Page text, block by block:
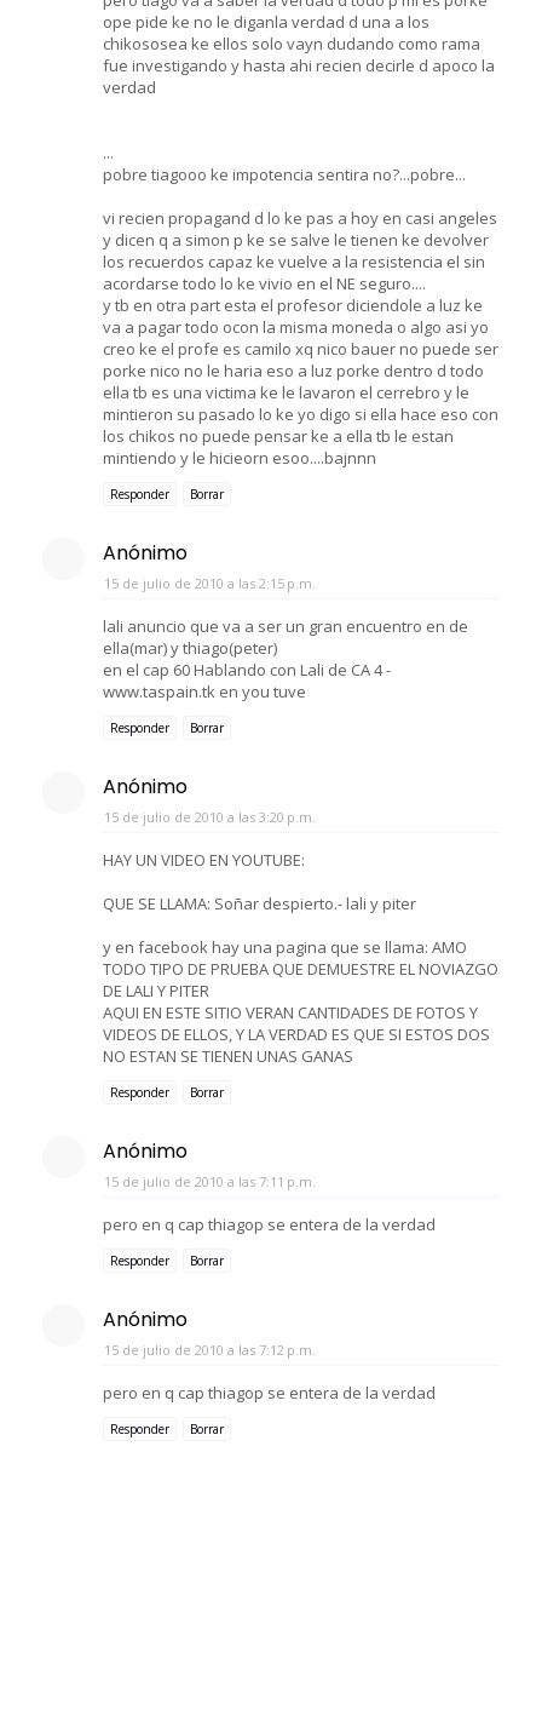
ope pide ke no le diganla verdad d una a los
chikososea ke ellos solo vayn dudando como rama
fue investigando y hasta ahi recien decirle d apoco la
verdad
...
pobre tiagooo ke impotencia sentira no?...pobre...
vi recien propagand d lo ke pas a hoy en casi angeles
y dicen q a simon p ke se salve le tienen ke devolver
los recuerdos capaz ke vuelve a la resistencia el sin
acordarse todo lo ke vivio en el NE seguro....
y tb en otra part esta el profesor diciendole a luz ke
va a pagar todo ocon la misma moneda o algo asi yo
creo ke el profe es camilo xq nico bauer no puede ser
porke nico no le haria eso a luz porke dentro d todo
ella tb es una victima ke le lavaron el cerrebro y le
mintieron su pasado lo ke yo digo si ella hace eso con
los chikos no puede pensar ke a ella tb le estan
mintiendo y le hicieorn esoo....bajnnn
Responder Borrar
Anónimo
15 de julio de 2010 a las 2:15 p.m.
lali anuncio que va a ser un gran encuentro en de
ella(mar) y thiago(peter)
en el cap 60 Hablando con Lali de CA 4 -
www.taspain.tk en you tuve
Responder Borrar
Anónimo
15 de julio de 2010 a las 3:20 p.m.
HAY UN VIDEO EN YOUTUBE:
QUE SE LLAMA: Soñar despierto.- lali y piter
y en facebook hay una pagina que se llama: AMO
TODO TIPO DE PRUEBA QUE DEMUESTRE EL NOVIAZGO
DE LALI Y PITER
AQUI EN ESTE SITIO VERAN CANTIDADES DE FOTOS Y
VIDEOS DE ELLOS, Y LA VERDAD ES QUE SI ESTOS DOS
NO ESTAN SE TIENEN UNAS GANAS
Responder Borrar
Anónimo
15 de julio de 2010 a las 7:11 p.m.
pero en q cap thiagop se entera de la verdad
Responder Borrar
Anónimo
15 de julio de 2010 a las 7:12 p.m.
pero en q cap thiagop se entera de la verdad
Responder Borrar